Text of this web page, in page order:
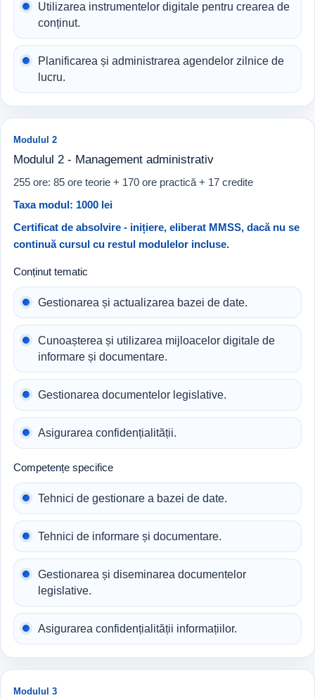
Utilizarea instrumentelor digitale pentru crearea de
conținut.
Planificarea și administrarea agendelor zilnice de
lucru.
Modulul 2
Modulul 2 - Management administrativ
255 ore: 85 ore teorie + 170 ore practică + 17 credite
Taxa modul: 1000 lei
Certificat de absolvire - inițiere, eliberat MMSS, dacă nu se
continuă cursul cu restul modulelor incluse.
Conținut tematic
Gestionarea și actualizarea bazei de date.
Cunoașterea și utilizarea mijloacelor digitale de
informare și documentare.
Gestionarea documentelor legislative.
Asigurarea confidențialității.
Competențe specifice
Tehnici de gestionare a bazei de date.
Tehnici de informare și documentare.
Gestionarea și diseminarea documentelor
legislative.
Asigurarea confidențialității informațiilor.
Modulul 3